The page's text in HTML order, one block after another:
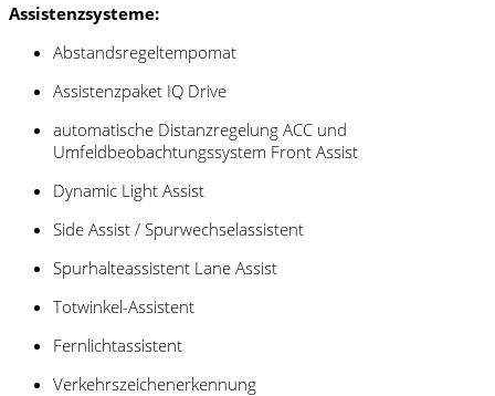
Assistenzsysteme:
Abstandsregeltempomat
Assistenzpaket IQ Drive
automatische Distanzregelung ACC und
Umfeldbeobachtungssystem Front Assist
Dynamic Light Assist
Side Assist / Spurwechselassistent
Spurhalteassistent Lane Assist
Totwinkel-Assistent
Fernlichtassistent
Verkehrszeichenerkennung